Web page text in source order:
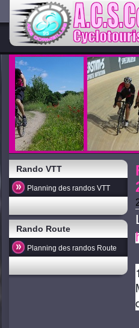
Rando VTT
Planning des randos VTT
Rando Route
Planning des randos Route